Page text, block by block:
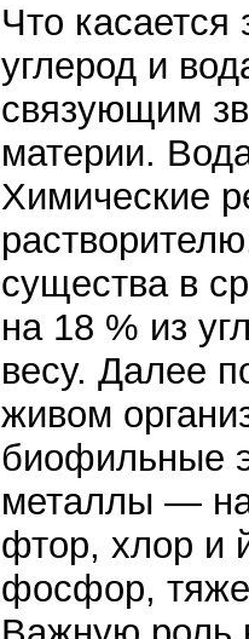
Что
углерод и
связующим
материи.
Химические
существа в
на 18 % из
весу. Далее
живом
биофильные
металлы —
фтор, хлор и
фосфор,